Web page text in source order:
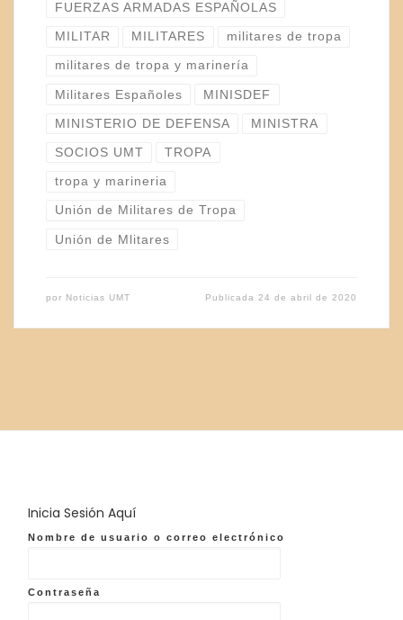
FUERZAS ARMADAS ESPAÑOLAS
MILITAR MILITARES militares de tropa
militares de tropa y marinería
Militares Españoles MINISDEF
MINISTERIO DE DEFENSA MINISTRA
SOCIOS UMT TROPA
tropa y marineria
Unión de Militares de Tropa
Unión de Mlitares
por Noticias UMT Publicada24 de abril de 2020
Inicia Sesión Aquí
Nombre de usuario o correo electrónico
Contraseña